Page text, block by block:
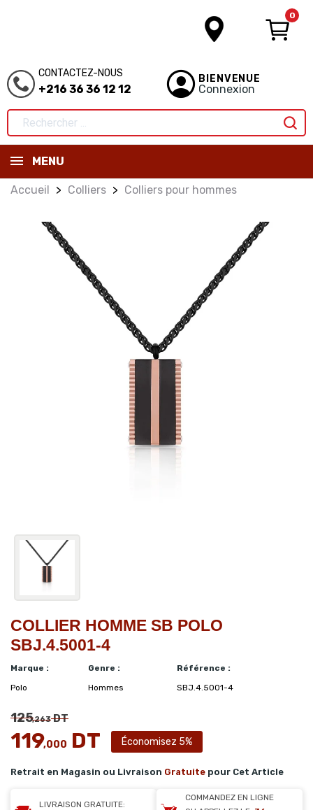
0
CONTACTEZ-NOUS
+216 36 36 12 12
BIENVENUE
Connexion
MENU
Accueil Colliers Colliers pour hommes
COLLIER HOMME SB POLO
SBJ.4.5001-4
Marque :
Polo
Genre :
Hommes
Référence :
SBJ.4.5001-4
125,263DT
119,000 DT Économisez 5%
Retrait en Magasin ou Livraison Gratuite pour Cet Article
LIVRAISON GRATUITE:
COMMANDEZ EN LIGNE